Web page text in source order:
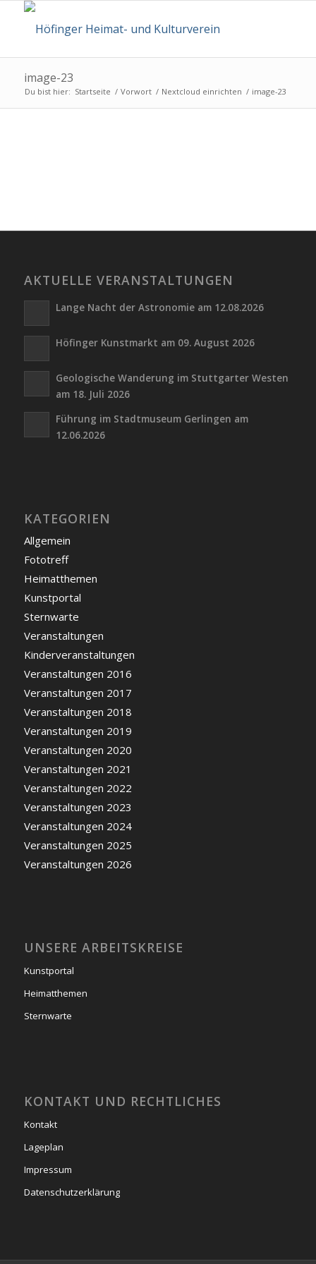
image-23
Du bist hier: Startseite / Vorwort / Nextcloud einrichten / image-23
AKTUELLE VERANSTALTUNGEN
Lange Nacht der Astronomie am 12.08.2026
Höfinger Kunstmarkt am 09. August 2026
Geologische Wanderung im Stuttgarter Westen
am 18. Juli 2026
Führung im Stadtmuseum Gerlingen am
12.06.2026
KATEGORIEN
Allgemein
Fototreff
Heimatthemen
Kunstportal
Sternwarte
Veranstaltungen
Kinderveranstaltungen
Veranstaltungen 2016
Veranstaltungen 2017
Veranstaltungen 2018
Veranstaltungen 2019
Veranstaltungen 2020
Veranstaltungen 2021
Veranstaltungen 2022
Veranstaltungen 2023
Veranstaltungen 2024
Veranstaltungen 2025
Veranstaltungen 2026
UNSERE ARBEITSKREISE
Kunstportal
Heimatthemen
Sternwarte
KONTAKT UND RECHTLICHES
Kontakt
Lageplan
Impressum
Datenschutzerklärung